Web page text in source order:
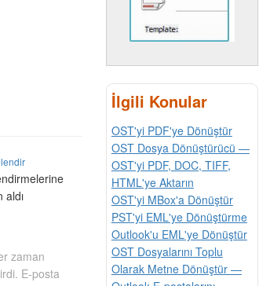
aldı
zaman
E-posta
İlgili Konular
OST'yi PDF'ye Dönüştür
OST Dosya Dönüştürücü —
OST'yi PDF, DOC, TIFF,
HTML'ye Aktarın
OST'yi MBox'a Dönüştür
PST'yi EML'ye Dönüştürme
Outlook'u EML'ye Dönüştür
OST Dosyalarını Toplu
Olarak Metne Dönüştür —